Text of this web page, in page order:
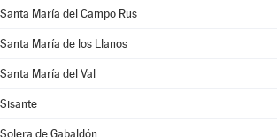
Santa María del Campo Rus
Santa María de los Llanos
Santa María del Val
Sisante
Solera de Gabaldón